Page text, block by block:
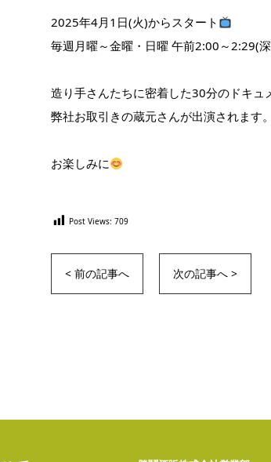
2025年4月1日(火)からスタート
毎週月曜～金曜・日曜 午前2:00～2:29(
造り手さんたちに密着した30分のドキュ
弊社お取引きの蔵元さんが出演されます。
お楽しみに
Post Views: 709
< 前の記事へ 次の記事へ >